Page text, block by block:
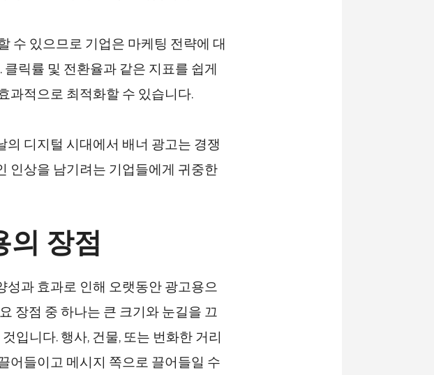
수 있으므로 기업은 마케팅 전략에 대
릭률 및 전환율과 같은 지표를 쉽게
과적으로 최적화할 수 있습니다.
디지털 시대에서 배너 광고는 경쟁
인상을 남기려는 기업들에게 귀중한
장점
과 효과로 인해 오랫동안 광고용으
장점 중 하나는 큰 크기와 눈길을 끄
입니다. 행사, 건물, 또는 번화한 거리
어들이고 메시지 쪽으로 끌어들일 수